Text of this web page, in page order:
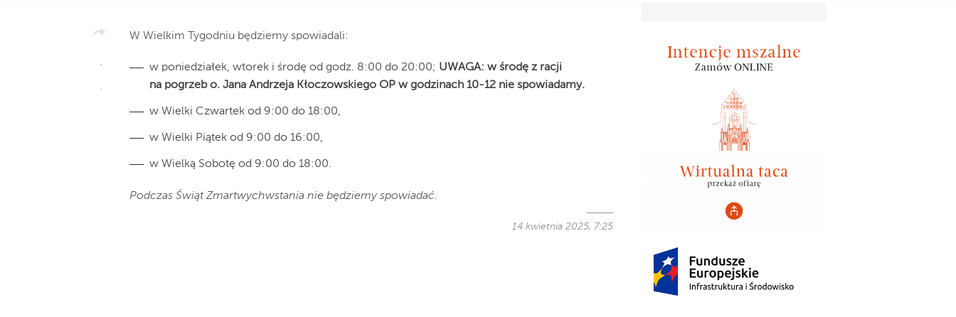
W Wielkim Tygodniu będziemy spowiadali:
w poniedziałek, wtorek i środę od godz. 8:00 do 20:00; UWAGA: w środę z racji
na pogrzeb o. Jana Andrzeja Kłoczowskiego OP w godzinach 10-12 nie spowiadamy.
w Wielki Czwartek od 9:00 do 18:00,
w Wielki Piątek od 9:00 do 16:00,
w Wielką Sobotę od 9:00 do 18:00.
Podczas Świąt Zmartwychwstania nie będziemy spowiadać.
14 kwietnia 2025, 7:25